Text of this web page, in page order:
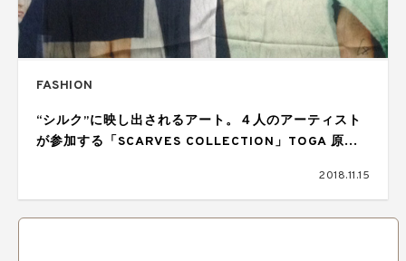
FASHION
“シルク”に映し出されるアート。４人のアーティスト
が参加する「SCARVES COLLECTION」TOGA 原宿
2018.11.15